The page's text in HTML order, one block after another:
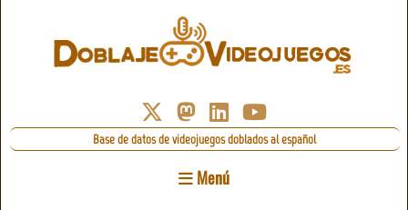
Base de datos de videojuegos doblados al español
Menú